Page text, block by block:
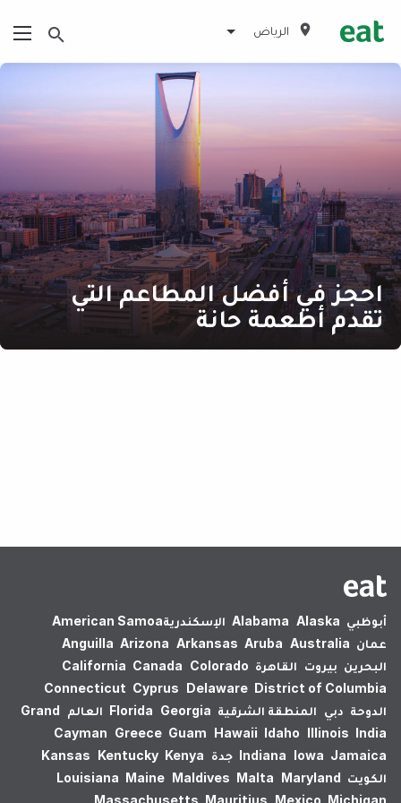
الرياض
احجز في أفضل المطاعم التي
تقدم أطعمة حانة
أبوظبي Alabama Alaska الإسكندرية‎American Samoa
عمان
Anguilla Arizona Arkansas Aruba Australia
البحرين بيروت القاهرة California Canada Colorado
Connecticut Cyprus Delaware District of Columbia
الدوحة دبي المنطقة الشرقية Florida Georgia العالم
Grand
Cayman Greece Guam Hawaii Idaho Illinois India
Indiana Iowa Jamaica جدة Kansas Kentucky Kenya
الكويت
Louisiana Maine Maldives Malta Maryland